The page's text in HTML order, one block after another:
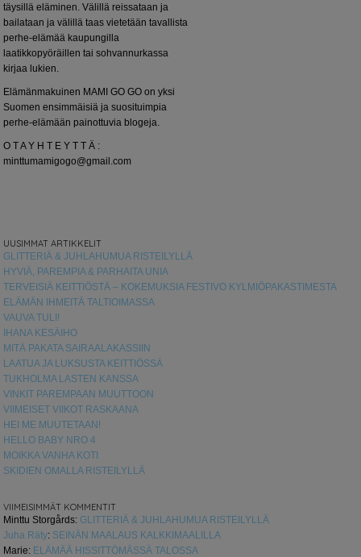
täysillä eläminen. Välillä reissataan ja
bailataan ja välillä taas vietetään tavallista
perhe-elämää kaupungilla
laatikkopyöräillen tai sohvannurkassa
kirjaa lukien.
Elämänmakuinen MAMI GO GO on yksi
Suomen ensimmäisiä ja suosituimpia
perhe-elämään painottuvia blogeja.
O T A Y H T E Y T T Ä :
minttumamigogo@gmail.com
UUSIMMAT ARTIKKELIT
GLITTERIÄ & JUHLAHUMUA RISTEILYLLÄ
HYVIÄ, PAREMPIA & PARHAITA UNIA
TERVEISIÄ KEITTIÖSTÄ – KOKEMUKSIA FESTIVO KYLMIÖPAKASTIMESTA
ELÄMÄN IHMEITÄ TALTIOIMASSA
VAUVA TULI!
IHANA KESÄIHO
MITÄ PAKATA SAIRAALAKASSIIN
LAATUA JA LUKSUSTA KEITTIÖSSÄ
TUKHOLMA LASTEN KANSSA
VINKIT PAREMPAAN MUUTTOON
VIIMEISET VIIKOT RASKAANA
HEI ME MUUTETAAN!
HELLO BABY NRO 4
MOIKKA VANHA KOTI
SKIDIEN OMALLA RISTEILYLLÄ
VIIMEISIMMÄT KOMMENTIT
Minttu Storgårds: GLITTERIÄ & JUHLAHUMUA RISTEILYLLÄ
Juha Räty: SEINÄN MAALAUS KALKKIMAALILLA
Marie: ELÄMÄÄ HISSITTÖMÄSSÄ TALOSSA